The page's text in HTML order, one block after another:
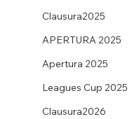
Clausura2025
APERTURA 2025
Apertura 2025
Leagues Cup 2025
Clausura2026